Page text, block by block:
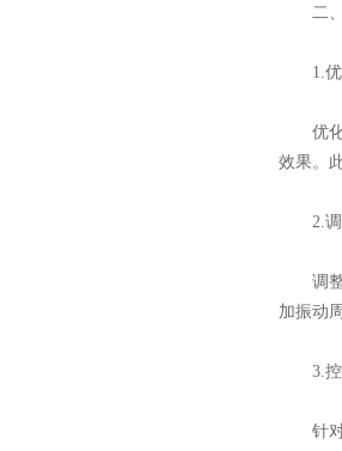
二、
1.优
优化
效果。
2.调
调整
加振动
3.控
针对